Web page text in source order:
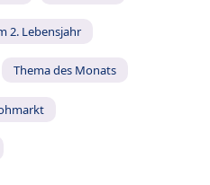
2. Lebensjahr
Thema des Monats